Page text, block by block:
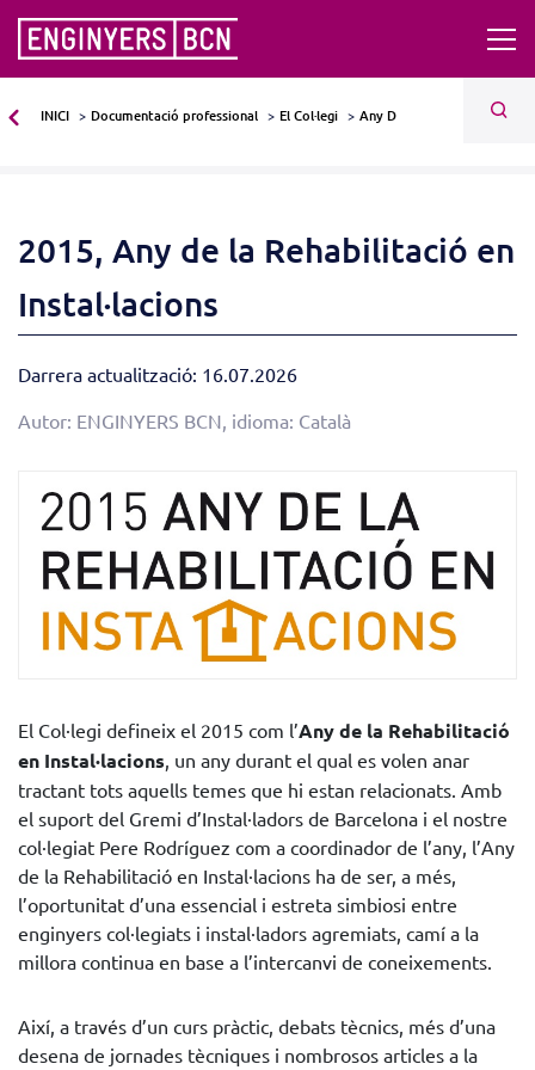
INICI Documentació professional El Col·legi Any D
2015, Any de la Rehabilitació en
Instal·lacions
Darrera actualització: 16.07.2026
Autor: ENGINYERS BCN, idioma: Català
El Col·legi defineix el 2015 com l’Any de la Rehabilitació
en Instal·lacions, un any durant el qual es volen anar
tractant tots aquells temes que hi estan relacionats. Amb
el suport del Gremi d’Instal·ladors de Barcelona i el nostre
col·legiat Pere Rodríguez com a coordinador de l’any, l’Any
de la Rehabilitació en Instal·lacions ha de ser, a més,
l’oportunitat d’una essencial i estreta simbiosi entre
enginyers col·legiats i instal·ladors agremiats, camí a la
millora continua en base a l’intercanvi de coneixements.
Així, a través d’un curs pràctic, debats tècnics, més d’una
desena de jornades tècniques i nombrosos articles a la